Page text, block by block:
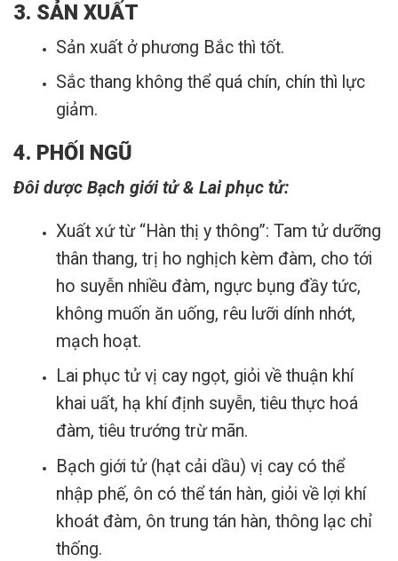
3. SẢN XUẤT
Sản xuất ở phương Bắc thì tốt.
Sắc thang không thể quá chín, chín thì lực
giảm.
4. PHỐI NGŨ
Đôi dược Bạch giới tử & Lai phục tử:
Xuất xứ từ “Hàn thị y thông”: Tam tử dưỡng
thân thang, trị ho nghịch kèm đàm, cho tới
ho suyễn nhiều đàm, ngực bụng đầy tức,
không muốn ăn uống, rêu lưỡi dính nhớt,
mạch hoạt.
Lai phục tử vị cay ngọt, giỏi về thuận khí
khai uất, hạ khí định suyễn, tiêu thực hoá
đàm, tiêu trướng trừ mãn.
Bạch giới tử (hạt cải dầu) vị cay có thể
nhập phế, ôn có thể tán hàn, giỏi về lợi khí
khoát đàm, ôn trung tán hàn, thông lạc chỉ
thống.